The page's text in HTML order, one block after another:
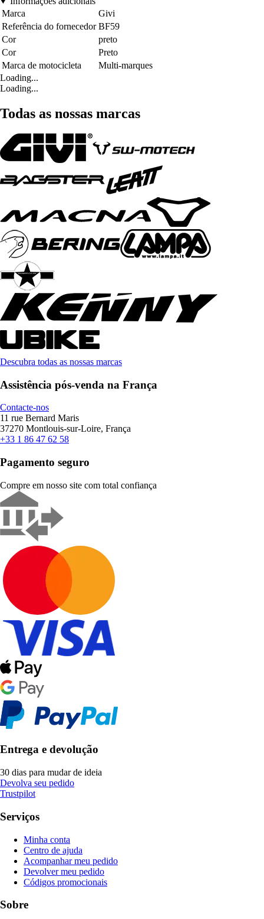
Marca
Givi
Referência do fornecedor BF59
Cor
preto
Cor
Preto
Marca de motocicleta
Multi-marques
Loading...
Loading...
Todas as nossas marcas
Descubra todas as nossas marcas
Assistência pós-venda na França
Contacte-nos
11 rue Bernard Maris
37270 Montlouis-sur-Loire, França
+33 1 86 47 62 58
Pagamento seguro
Compre em nosso site com total confiança
Entrega e devolução
30 dias para mudar de ideia
Devolva seu pedido
Trustpilot
Serviços
Minha conta
Centro de ajuda
Acompanhar meu pedido
Devolver meu pedido
Códigos promocionais
Sobre